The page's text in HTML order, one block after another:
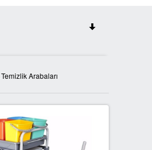
ÇÖP KUTULARI
KUTULARI
Arabaları